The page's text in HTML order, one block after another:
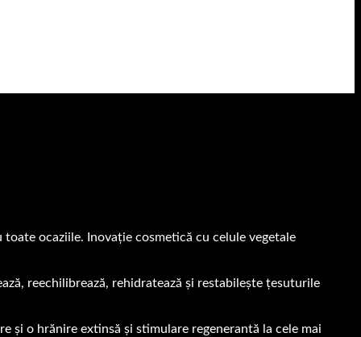
ocaziile. Inovație cosmetică cu celule vegetale
reechilibrează, rehidratează și restabilește țesuturile
și o hrănire extinsă și stimulare regenerantă la cele mai